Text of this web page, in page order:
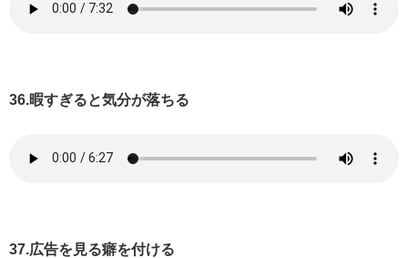
36.暇すぎると気分が落ちる
37.広告を見る癖を付ける